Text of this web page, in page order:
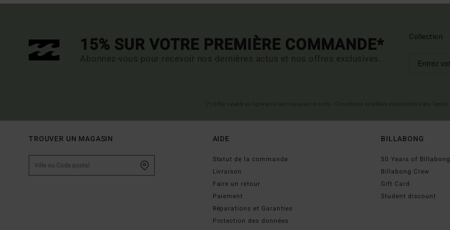
15% SUR VOTRE PREMIÈRE COMMANDE*
Abonnez-vous pour recevoir nos dernières actus et nos offres exclusives.
Collection
TROUVER UN MAGASIN AIDE
Statut de la commande
Livraison
Faire un retour
Paiement
Réparations et Garanties
Protection des données
BILLABONG
50 Years of Billabong
Billabong Crew
Gift Card
Student discount